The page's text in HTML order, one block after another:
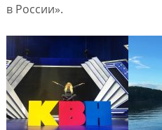
в России».